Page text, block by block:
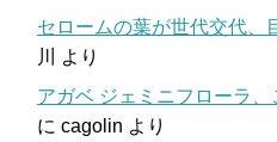
セロームの葉が世代交代、
川
より
アガベ ジェミニフローラ
に cagolin より